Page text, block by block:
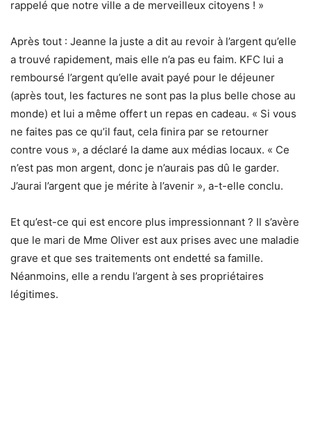
rappelé que notre ville a de merveilleux citoyens ! »
Après tout : Jeanne la juste a dit au revoir à l’argent qu’elle
a trouvé rapidement, mais elle n’a pas eu faim. KFC lui a
remboursé l’argent qu’elle avait payé pour le déjeuner
(après tout, les factures ne sont pas la plus belle chose au
monde) et lui a même offert un repas en cadeau. « Si vous
ne faites pas ce qu’il faut, cela finira par se retourner
contre vous », a déclaré la dame aux médias locaux. « Ce
n’est pas mon argent, donc je n’aurais pas dû le garder.
J’aurai l’argent que je mérite à l’avenir », a-t-elle conclu.
Et qu’est-ce qui est encore plus impressionnant ? Il s’avère
que le mari de Mme Oliver est aux prises avec une maladie
grave et que ses traitements ont endetté sa famille.
Néanmoins, elle a rendu l’argent à ses propriétaires
légitimes.